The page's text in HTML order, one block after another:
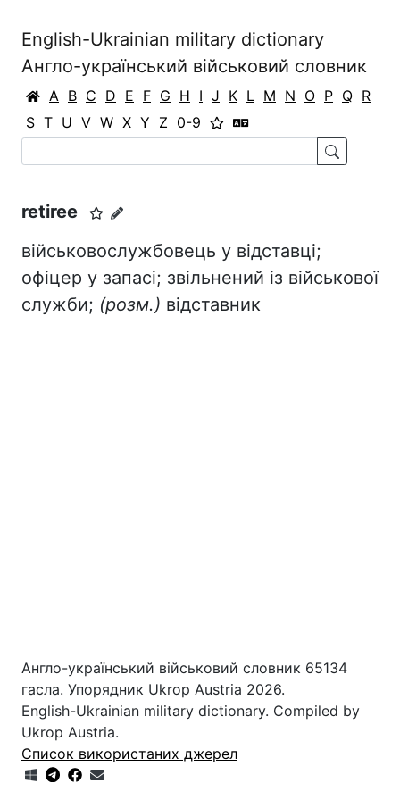
English-Ukrainian military dictionary
Англо-український військовий словник
A B C D E F G H I J K L M N O P Q R
S T U V W X Y Z 0-9
retiree
військовослужбовець у відставці;
офіцер у запасі; звільнений із військової
служби; (розм.) відставник
Англо-український військовий словник 65134
гасла. Упорядник Ukrop Austria 2026.
English-Ukrainian military dictionary. Compiled by
Ukrop Austria.
Список використаних джерел